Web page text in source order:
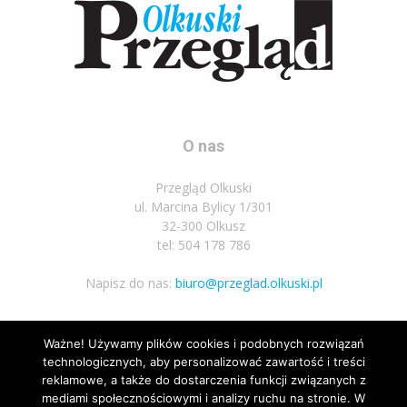
O nas
Przegląd Olkuski
ul. Marcina Bylicy 1/301
32-300 Olkusz
tel: 504 178 786
Napisz do nas: biuro@przeglad.olkuski.pl
Podążaj za nami
Ważne! Używamy plików cookies i podobnych rozwiązań
technologicznych, aby personalizować zawartość i treści
reklamowe, a także do dostarczenia funkcji związanych z
mediami społecznościowymi i analizy ruchu na stronie. W